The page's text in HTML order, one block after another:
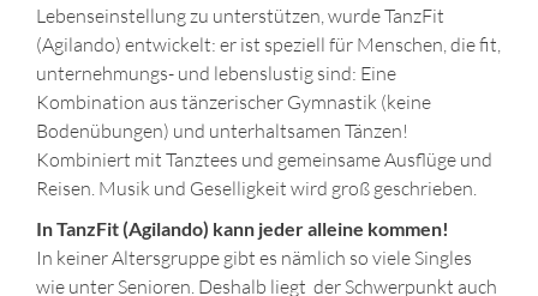
Lebenseinstellung zu unterstützen, wurde TanzFit
(Agilando) entwickelt: er ist speziell für Menschen, die fit,
unternehmungs- und lebenslustig sind: Eine
Kombination aus tänzerischer Gymnastik (keine
Bodenübungen) und unterhaltsamen Tänzen!
Kombiniert mit Tanztees und gemeinsame Ausflüge und
Reisen. Musik und Geselligkeit wird groß geschrieben.
In TanzFit (Agilando) kann jeder alleine kommen!
In keiner Altersgruppe gibt es nämlich so viele Singles
wie unter Senioren. Deshalb liegt der Schwerpunkt auch